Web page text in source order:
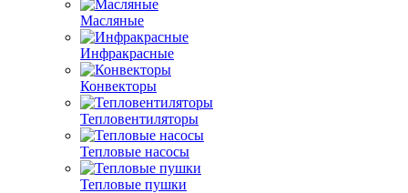
Масляные
Инфракрасные
Конвекторы
Тепловентиляторы
Тепловые насосы
Тепловые пушки